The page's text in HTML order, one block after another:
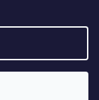
vyhrazena.